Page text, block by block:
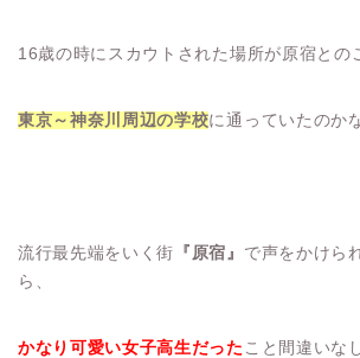
16歳の時にスカウトされた場所が原宿との
東京～神奈川周辺の学校に通っていたのか
流行最先端をいく街 『原宿』 で声をかけら
ら、
かなり可愛い女子高生だった こと間違いな